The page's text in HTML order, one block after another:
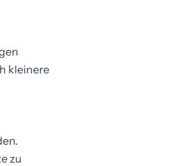
kleinere
zu